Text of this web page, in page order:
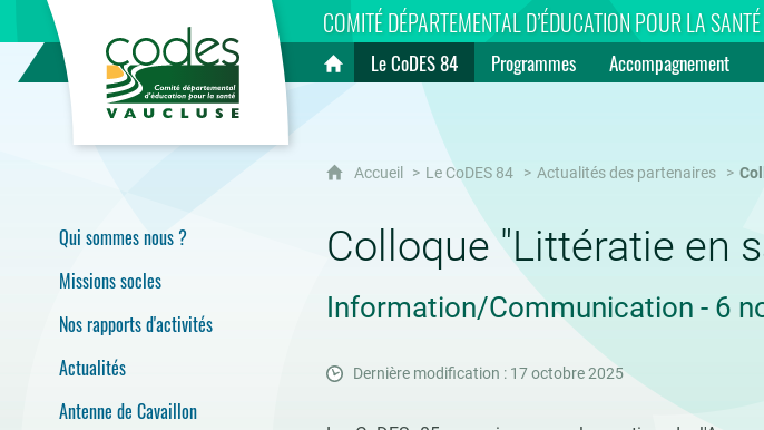
COMITÉ DÉPARTEMENTAL D’ÉDUCATION POUR LA
Accueil
Le CoDES 84 Programmes Accompagnement
Qui sommes nous ?
Missions socles
Nos rapports d'activités
Actualités
Antenne de Cavaillon
Accueil Le CoDES 84 Actualités des partenaires
Colloque "Littératie en
Information/Communication - 6
Dernière modification : 17 octobre 2025